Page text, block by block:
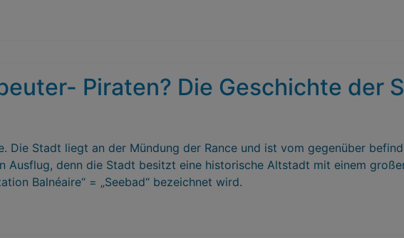
Piraten? Die Geschichte der
Stadt liegt an der Mündung der Rance und ist vom gegenüber
Ausflug, denn die Stadt besitzt eine historische Altstadt mit einem
Balnéaire“ = „Seebad“ bezeichnet wird.